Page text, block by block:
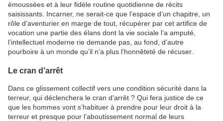
émoussées et à leur fidèle routine quotidienne de récits
saisissants. Incarner, ne serait-ce que l’espace d’un chapitre, un
rôle d’aventurier en marge de tout, récupérer par cet artifice de
vocation une partie des élans dont la vie sociale l’a amputé,
l’intellectuel moderne rie demande pas, au fond, d’autre
pourboire à un monde qu’il n’a plus l’honnêteté de récuser.
Le cran d’arrêt
Dans ce glissement collectif vers une condition sécurité dans la
terreur, qui déclenchera le cran d’arrêt ? Qui fera justice de ce
que les hommes vont s’habituer à prendre pour leur droit à la
terreur et presque pour l’aboutissement normal de leurs